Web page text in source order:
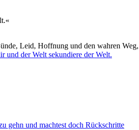
Leid, Hoffnung und den wahren
gehn und machtest doch Rückschritte